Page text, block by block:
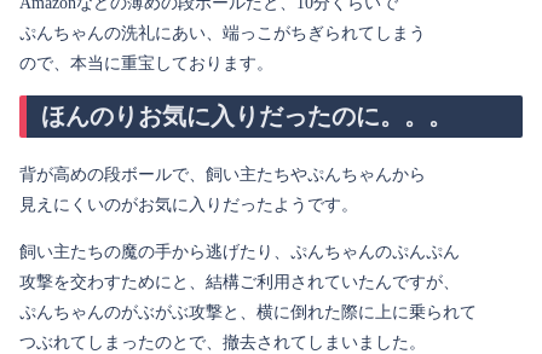
ぷんちゃんの洗礼にあい、端っこがちぎられてしまう
ので、本当に重宝しております。
ほんのりお気に入りだったのに。。。
背が高めの段ボールで、飼い主たちやぷんちゃんから
見えにくいのがお気に入りだったようです。
飼い主たちの魔の手から逃げたり、ぷんちゃんのぷんぷん
攻撃を交わすためにと、結構ご利用されていたんですが、
ぷんちゃんのがぶがぶ攻撃と、横に倒れた際に上に乗られて
つぶれてしまったのとで、撤去されてしまいました。